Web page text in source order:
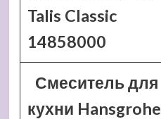
Talis Classic
14858000
Смеситель для
кухни Hansgrohe